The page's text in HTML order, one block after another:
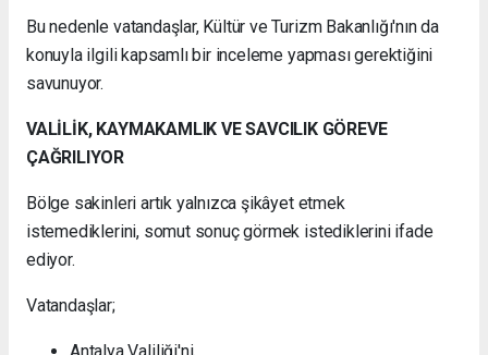
Bu nedenle vatandaşlar, Kültür ve Turizm Bakanlığı'nın da
konuyla ilgili kapsamlı bir inceleme yapması gerektiğini
savunuyor.
VALİLİK, KAYMAKAMLIK VE SAVCILIK GÖREVE
ÇAĞRILIYOR
Bölge sakinleri artık yalnızca şikâyet etmek
istemediklerini, somut sonuç görmek istediklerini ifade
ediyor.
Vatandaşlar;